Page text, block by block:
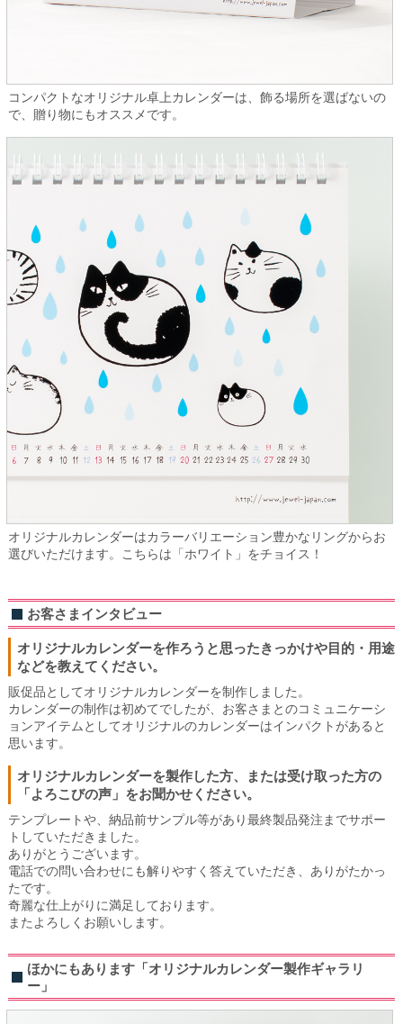
コンパクトなオリジナル卓上カレンダーは、飾る場所を選ばないの
で、贈り物にもオススメです。
オリジナルカレンダーはカラーバリエーション豊かなリングからお
選びいただけます。こちらは「ホワイト」をチョイス！
お客さまインタビュー
オリジナルカレンダーを作ろうと思ったきっかけや目的・用途
などを教えてください。
販促品としてオリジナルカレンダーを制作しました。
カレンダーの制作は初めてでしたが、お客さまとのコミュニケーシ
ョンアイテムとしてオリジナルのカレンダーはインパクトがあると
思います。
オリジナルカレンダーを製作した方、または受け取った方の
「よろこびの声」をお聞かせください。
テンプレートや、納品前サンプル等があり最終製品発注までサポー
トしていただきました。
ありがとうございます。
電話での問い合わせにも解りやすく答えていただき、ありがたかっ
たです。
奇麗な仕上がりに満足しております。
またよろしくお願いします。
ほかにもあります「オリジナルカレンダー製作ギャラリ
ー」